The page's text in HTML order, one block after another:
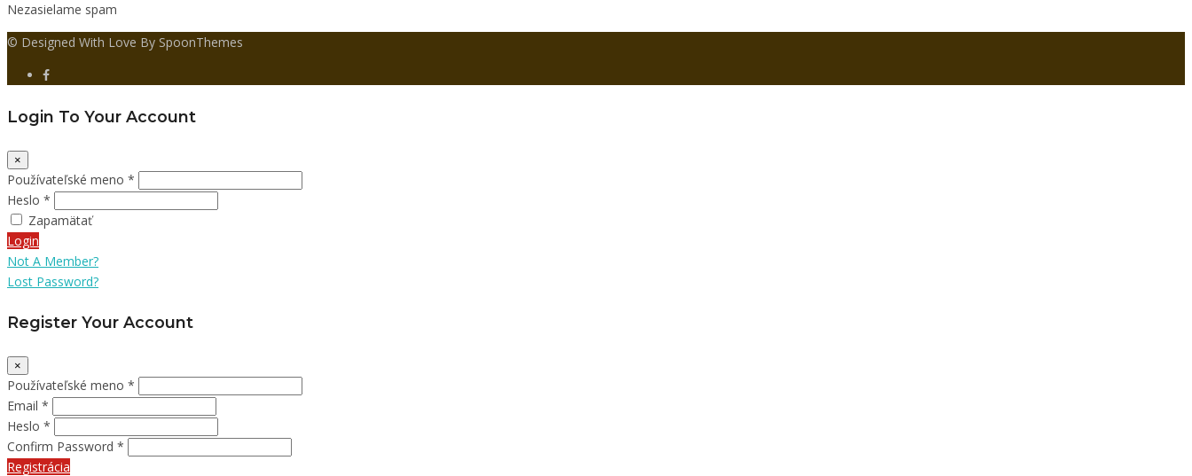
Nezasielame spam
© Designed With Love By SpoonThemes
Login To Your Account
×
Používateľské meno *
Heslo *
Zapamätať
Login
Not A Member?
Lost Password?
Register Your Account
×
Používateľské meno *
Email *
Heslo *
Confirm Password *
Registrácia